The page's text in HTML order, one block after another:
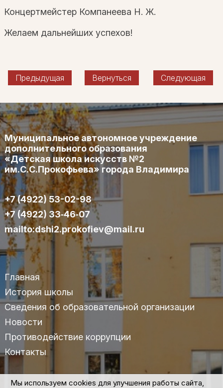
Мы используем cookies для улучшения работы сайта,
Концертмейстер Компанеева Н. Ж.
Желаем дальнейших успехов!
Предыдущая Вернуться Следующая
Муниципальное автономное учреждение
дополнительного образования
«Детская школа искусств №2
им.С.С.Прокофьева» города Владимира
+7 (4922) 53-02-98
+7 (4922) 33‑46‑07
mailto:dshi2.prokofiev@mail.ru
Главная
История школы
Сведения об образовательной организации
Новости
Противодействие коррупции
Контакты
© 2025 МАУДО «ДШИ №2» им.С.С.Прокофьева г.Владимира